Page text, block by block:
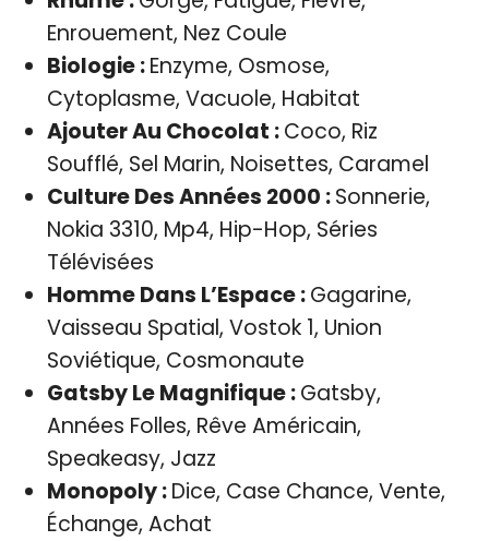
Enrouement, Nez Coule
Biologie :Enzyme, Osmose,
Cytoplasme, Vacuole, Habitat
Ajouter Au Chocolat :Coco, Riz
Soufflé, Sel Marin, Noisettes, Caramel
Culture Des Années 2000 :Sonnerie,
Nokia 3310, Mp4, Hip-Hop, Séries
Télévisées
Homme Dans L’Espace :Gagarine,
Vaisseau Spatial, Vostok 1, Union
Soviétique, Cosmonaute
Gatsby Le Magnifique :Gatsby,
Années Folles, Rêve Américain,
Speakeasy, Jazz
Monopoly :Dice, Case Chance, Vente,
Échange, Achat